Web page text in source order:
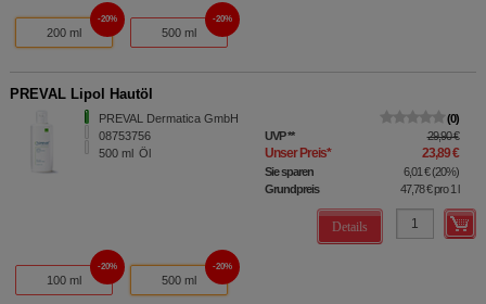
200 ml
20%
500 ml
20%
PREVAL Lipol Hautöl
PREVAL Dermatica GmbH
08753756
500 ml Öl
0
UVP** 29,90 €
Unser Preis* 23,89 €
Sie sparen 6,01 €(20%)
Grundpreis
47,78 €pro 1 l
Details
100 ml
20%
500 ml
20%